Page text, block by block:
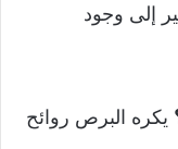
إلى وجود
يكره البرص روائح